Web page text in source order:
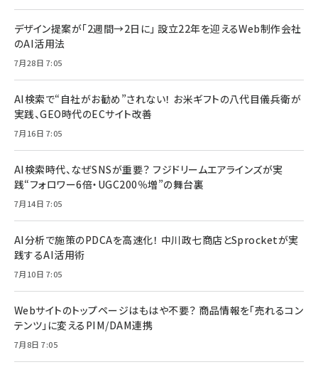
デザイン提案が「2週間→2日に」 設立22年を迎えるWeb制作会社
のAI活用法
7月28日 7:05
AI検索で“自社がお勧め”されない！ お米ギフトの八代目儀兵衛が
実践、GEO時代のECサイト改善
7月16日 7:05
AI検索時代、なぜSNSが重要？ フジドリームエアラインズが実
践“フォロワー6倍・UGC200％増”の舞台裏
7月14日 7:05
AI分析で施策のPDCAを高速化！ 中川政七商店とSprocketが実
践するAI活用術
7月10日 7:05
Webサイトのトップページはもはや不要？ 商品情報を「売れるコン
テンツ」に変えるPIM/DAM連携
7月8日 7:05